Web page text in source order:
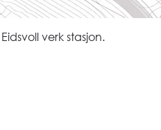
verk stasjon.